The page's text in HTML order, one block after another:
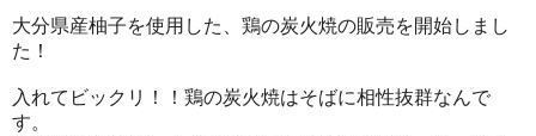
大分県産柚子を使用した、鶏の炭火焼の販売を開始しまし
た！
入れてビックリ！！鶏の炭火焼はそばに相性抜群なんで
す。